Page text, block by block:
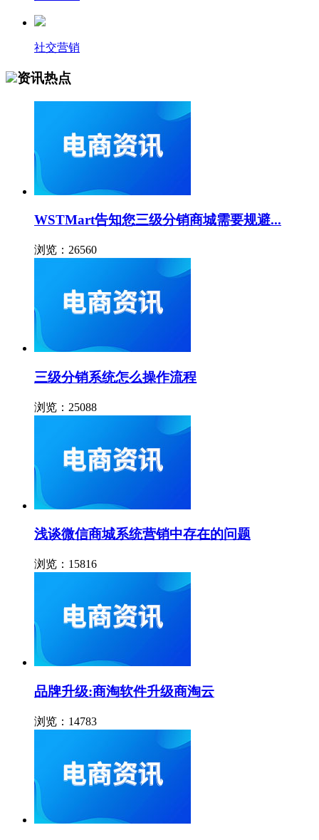
社交营销
资讯热点
WSTMart告知您三级分销商城需要规避...
浏览：26560
三级分销系统怎么操作流程
浏览：25088
浅谈微信商城系统营销中存在的问题
浏览：15816
品牌升级:商淘软件升级商淘云
浏览：14783